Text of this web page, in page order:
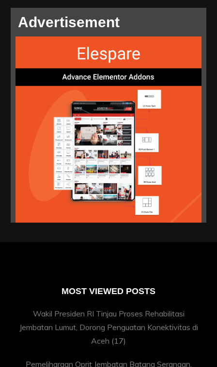
Advertisement
MOST VIEWED POSTS
Wakil Presiden RI Tinjau Proses Rehabilitasi
Jembatan Lumut, Dorong Penguatan Konektivitas di
Aceh (17)
Pemeliharaan Oprit Jembatan Batang Serangan,